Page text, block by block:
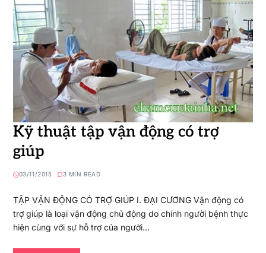
Kỹ thuật tập vận động có trợ
giúp
03/11/2015 3 MIN READ
TẬP VẬN ĐỘNG CÓ TRỢ GIÚP I. ĐẠI CƯƠNG Vận động có
trợ giúp là loại vận động chủ động do chính người bệnh thực
hiện cùng với sự hỗ trợ của người…